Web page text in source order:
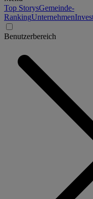
Top StorysGemeinde-
RankingUnternehmen
Benutzerbereich